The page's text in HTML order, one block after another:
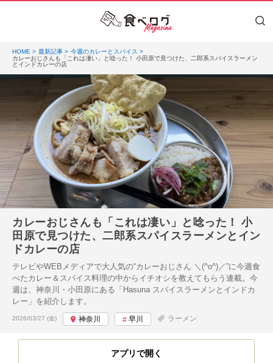
HOME 最新記事
今週のカレーとスパイス
カレーおじさんも「これは凄い」と唸った！ 小田原で見つけた、二郎系スパイスラーメン
とインドカレーの店
カレーおじさんも「これは凄い」と唸った！ 小
田原で見つけた、二郎系スパイスラーメンとイン
ドカレーの店
テレビやWEBメディアで大人気の“カレーおじさん ＼(^o^)／”に今週食
べたカレー＆スパイス料理の中からイチオシを教えてもらう連載。今
週は、神奈川・小田原にある「Hasuna スパイスラーメンとインドカ
レー」を紹介します。
投稿日:
2026/03/27 (金) 神奈川 早川 ラーメン
アプリで開く